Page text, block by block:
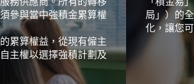
參與當中強積金累算權
累算權益，從現有僱主
主權以選擇強積計劃及
局」）的
化，讓您